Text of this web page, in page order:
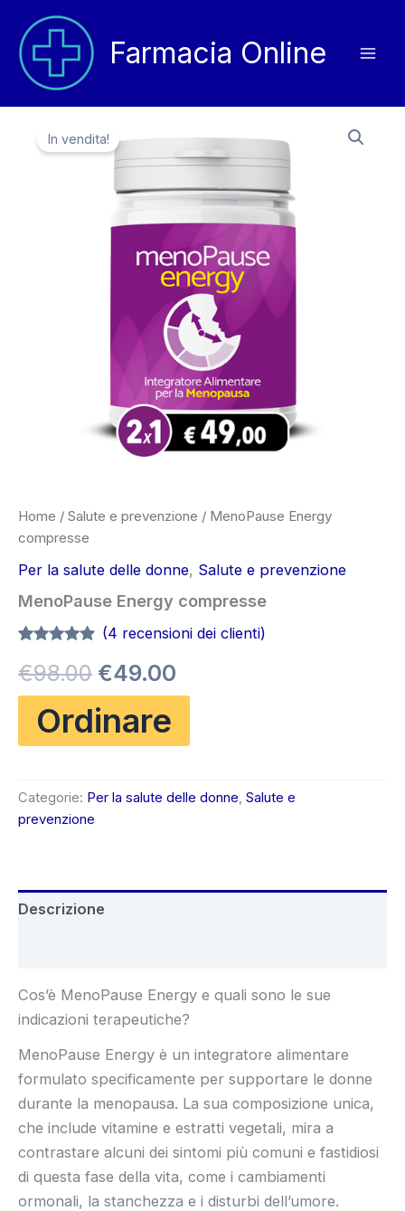
contenuto
Farmacia Online
In vendita!
Home / Salute e prevenzione / MenoPause Energy
compresse
Per la salute delle donne, Salute e prevenzione
MenoPause Energy compresse
su 5 su
base di
recensioni
(4 recensioni dei clienti)
€98.00 Il
prezzo
originale
€49.00
attuale
Ordinare
Categorie: Per la salute delle donne, Salute e
prevenzione
Descrizione
Cos’è MenoPause Energy e quali sono le sue
indicazioni terapeutiche?
MenoPause Energy è un integratore alimentare
formulato specificamente per supportare le donne
durante la menopausa. La sua composizione unica,
che include vitamine e estratti vegetali, mira a
contrastare alcuni dei sintomi più comuni e fastidiosi
di questa fase della vita, come i cambiamenti
ormonali, la stanchezza e i disturbi dell’umore.